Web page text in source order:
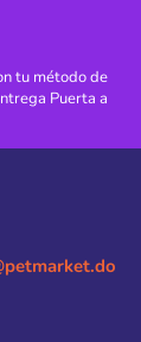
tu método de
Puerta a